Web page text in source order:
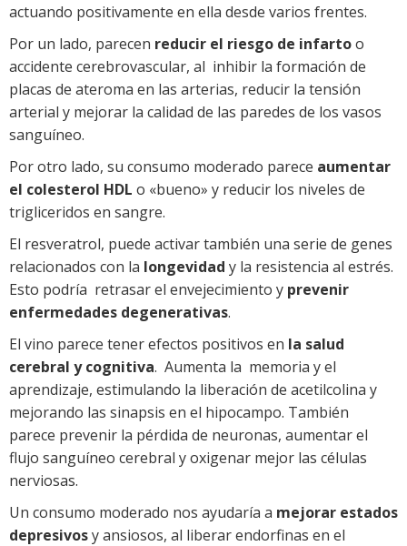
actuando positivamente en ella desde varios frentes.
Por un lado, parecen reducir el riesgo de infartoo
accidente cerebrovascular, al inhibir la formación de
placas de ateroma en las arterias, reducir la tensión
arterial y mejorar la calidad de las paredes de los vasos
sanguíneo.
Por otro lado, su consumo moderado parece aumentar
el colesterol HDL o «bueno» y reducir los niveles de
trigliceridos en sangre.
El resveratrol, puede activar también una serie de genes
relacionados con la longevidad y la resistencia al estrés.
Esto podría retrasar el envejecimiento y prevenir
enfermedades degenerativas.
El vino parece tener efectos positivos en la salud
cerebral y cognitiva. Aumenta la memoria y el
aprendizaje, estimulando la liberación de acetilcolina y
mejorando las sinapsis en el hipocampo. También
parece prevenir la pérdida de neuronas, aumentar el
flujo sanguíneo cerebral y oxigenar mejor las células
nerviosas.
Un consumo moderado nos ayudaría a mejorar estados
depresivosy ansiosos, al liberar endorfinas en el